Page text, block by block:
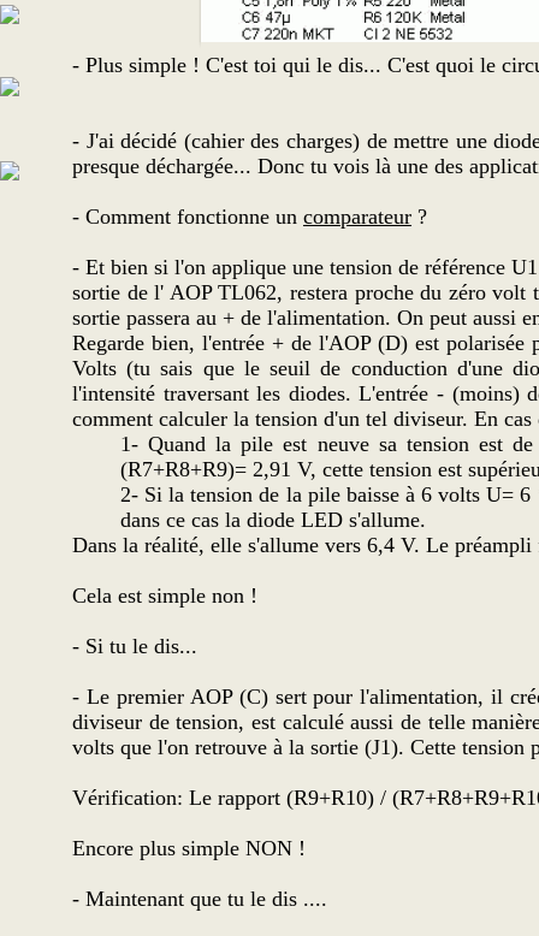
- Plus simple ! C'est toi qui le dis... C'est quoi le
- J'ai décidé (cahier des charges) de mettre une
presque déchargée... Donc tu vois là une des
- Comment fonctionne un comparateur ?
- Et bien si l'on applique une tension de référence
sortie de l' AOP TL062, restera proche du zéro volt
sortie passera au + de l'alimentation. On peut
Regarde bien, l'entrée + de l'AOP (D) est
Volts (tu sais que le seuil de conduction d'une
l'intensité traversant les diodes. L'entrée - (moins)
comment calculer la tension d'un tel diviseur. En
1- Quand la pile est neuve sa tension est
(R7+R8+R9)= 2,91 V, cette tension est
2- Si la tension de la pile baisse à 6 volts U=
dans ce cas la diode LED s'allume.
Dans la réalité, elle s'allume vers 6,4 V. Le
Cela est simple non !
- Si tu le dis...
- Le premier AOP (C) sert pour l'alimentation, il
diviseur de tension, est calculé aussi de telle
volts que l'on retrouve à la sortie (J1). Cette
Vérification: Le rapport (R9+R10) /
Encore plus simple NON !
- Maintenant que tu le dis ....